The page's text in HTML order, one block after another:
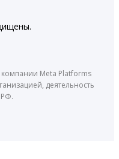
Meta Platforms
деятельность